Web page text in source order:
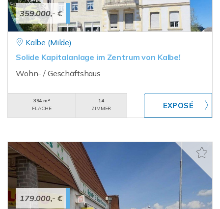
359.000,- €
Kalbe (Milde)
Solide Kapitalanlage im Zentrum von Kalbe!
Wohn- / Geschäftshaus
394 m²
FLÄCHE
14
ZIMMER
179.000,- €